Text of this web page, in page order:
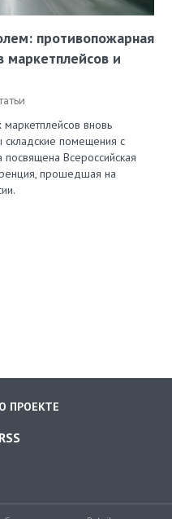
противопожарная
маркетплейсов и
вновь
складские помещения с
Всероссийская
прошедшая на
О ПРОЕКТЕ
RSS